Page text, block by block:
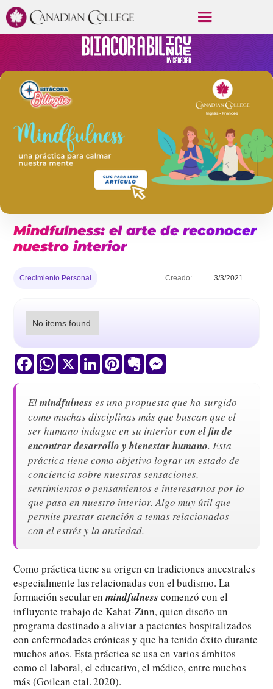
Mindfulness: el arte de reconocer
nuestro interior
Crecimiento Personal Creado: 3/3/2021
No items found.
FacebookWhatsApp
X LinkedInPinterestEvernote
Elmindfulness es una propuesta que ha surgido
como muchas disciplinas más que buscan que el
ser humano indague en su interiorcon el fin de
encontrar desarrollo y bienestar humano. Esta
práctica tiene como objetivo lograr un estado de
conciencia sobre nuestras sensaciones,
sentimientos o pensamientos e interesarnos por lo
que pasa en nuestro interior. Algo muy útil que
permite prestar atención a temas relacionados
con el estrés y la ansiedad.
Como práctica tiene su origen en tradiciones ancestrales
especialmente las relacionadas con el budismo. La
formación secular enmindfulness comenzó con el
influyente trabajo de Kabat-Zinn, quien diseño un
programa destinado a aliviar a pacientes hospitalizados
con enfermedades crónicas y que ha tenido éxito durante
muchos años. Esta práctica se usa en varios ámbitos
como el laboral, el educativo, el médico, entre muchos
más (Goilean etal. 2020).